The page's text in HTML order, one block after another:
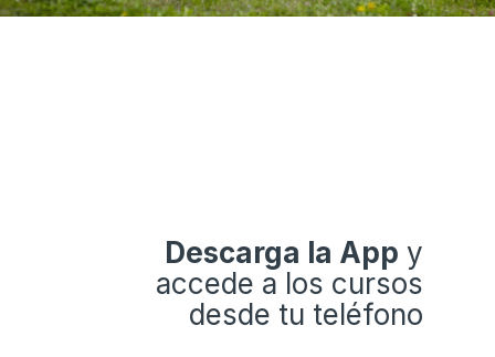
Descarga la App y
accede a los cursos
desde tu teléfono